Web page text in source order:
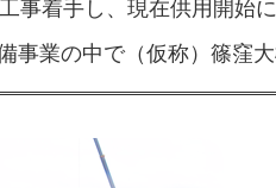
事業の中で（仮称）篠窪